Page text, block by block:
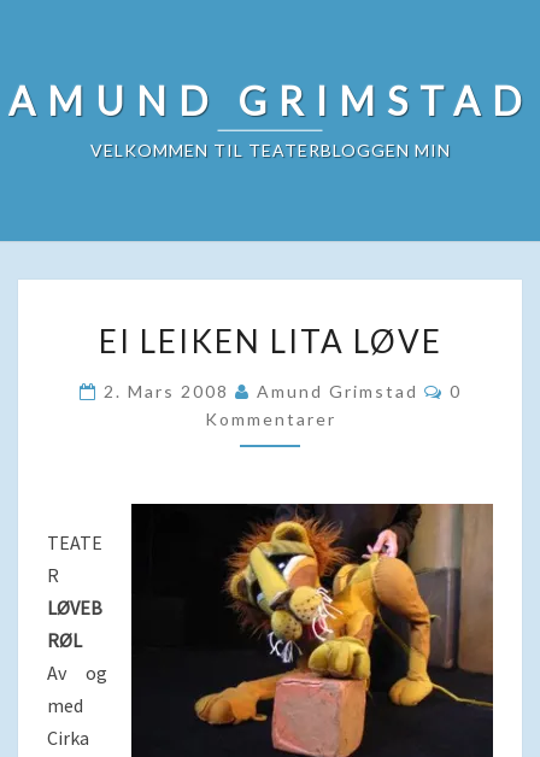
content
AMUND GRIMSTAD
VELKOMMEN TIL TEATERBLOGGEN MIN
LEIKEN
LØVE
EI LEIKEN LITA LØVE
2. Mars 2008 Amund Grimstad
0
Kommentarer
TEATE
R
LØVEB
RØL
Av og
med
Cirka